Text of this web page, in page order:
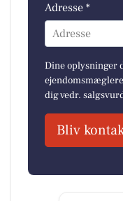
Adresse *
Adresse
Dine oplysninger
dig vedr.
Bliv